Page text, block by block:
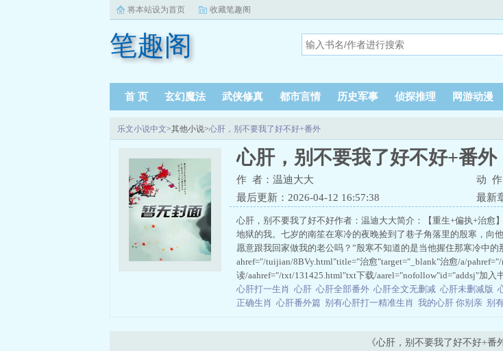
将本站设为首页 收藏笔趣阁
笔趣阁
首 页 玄幻魔法 武侠修真 都市言情 历史军事 侦探推理 网游动漫
乐文小说中文>其他小说>心肝，别不要我了好不好+番外
心肝，别不要我了好不好+番外
作 者：温迪大大 动 作
最后更新：2026-04-12 16:57:38
最新
心肝，别不要我了好不好作者：温迪大大简介：【重生+偏执+治
地狱的我。七岁的南笙在寒冷的夜晚捡到了巷子角落里的殷寒，向
愿意跟我回家做我的老公吗？”殷寒不知道的是当他握住那寒冷中
ahref="/tuijian/8BVy.html"title="治愈"target="_blank"治愈/a/
读/aahref="/txt/131425.html"txt下载/aarel="nofollow"id="addsj"加入
心肝打一生肖 心肝 心肝全部番外 心肝全文无删减 心肝未删减版
正确生肖 心肝番外篇 别有心肝打一精准生肖 我的心肝 你别亲 别
《心肝，别不要我了好不好+番